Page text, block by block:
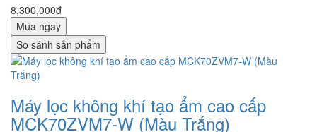
8,300,000đ
Mua ngay
So sánh sản phẩm
Máy lọc không khí tạo ẩm cao cấp
MCK70ZVM7-W (Màu Trắng)